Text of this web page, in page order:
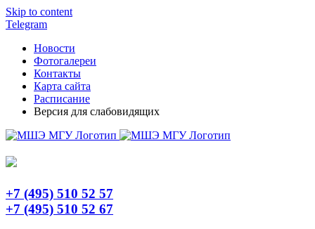
Skip to content
Telegram
Новости
Фотогалереи
Контакты
Карта сайта
Расписание
Версия для слабовидящих
+7 (495) 510 52 57
+7 (495) 510 52 67